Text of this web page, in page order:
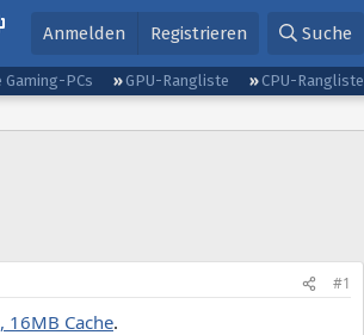
Anmelden Registrieren Suche
Gaming-PCs GPU-Rangliste
CPU-Rangliste
#1
16MB Cache.